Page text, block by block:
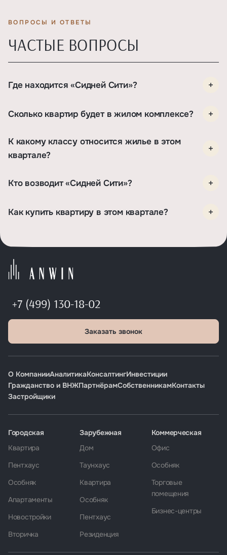
ВОПРОСЫ И ОТВЕТЫ
ЧАСТЫЕ ВОПРОСЫ
Где находится «Сидней Сити»?
Сколько квартир будет в жилом комплексе?
К какому классу относится жилье в этом
квартале?
Кто возводит «Сидней Сити»?
Как купить квартиру в этом квартале?
+7 (499) 130-18-02
Заказать звонок
О КомпанииАналитикаКонсалтингИнвестиции
Гражданство и ВНЖПартнёрамСобственникамКонтакты
Застройщики
Городская
Квартира
Пентхаус
Особняк
Апартаменты
Новостройки
Вторичка
Зарубежная
Дом
Таунхаус
Квартира
Особняк
Пентхаус
Резиденция
Коммерческая
Офис
Особняк
Торговые
помещения
Бизнес-центры